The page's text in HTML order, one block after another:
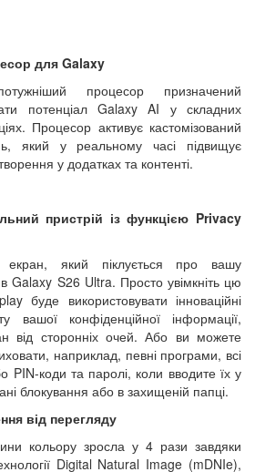
для Galaxy
процесор призначений
потенціал Galaxy AI у складних
Процесор активує кастомізований
який у реальному часі підвищує
у додатках та контенті.
пристрій із функцією Privacy
який піклується про вашу
Galaxy S26 Ultra. Просто увімкніть цю
буде використовувати інноваційні
вашої конфіденційної інформації,
від сторонніх очей. Або ви можете
наприклад, певні програми, всі
PIN-коди та паролі, коли вводите їх у
блокування або в захищеній папці.
від перегляду
кольору зросла у 4 рази завдяки
Digital Natural Image (mDNIe),